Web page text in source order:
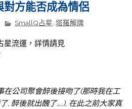
方能否成為情侶
SmallQ占星, 塔羅解牌
星流運，詳情請見
在公司聚會醉後接吻了(那時我在工
, 醉後就出醜了…..), 在此之前大家真